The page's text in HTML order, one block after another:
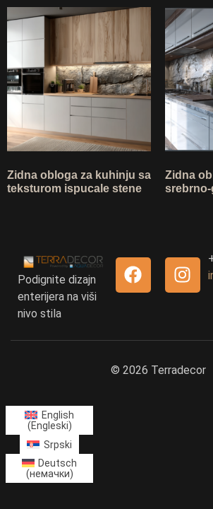
Zidna obloga za kuhinju sa
teksturom ispucale stene
Zidna
Podignite dizajn
enterijera na viši
nivo stila
© 2026 Terradecor
English
(Engleski)
Srpski
Deutsch
(немачки)